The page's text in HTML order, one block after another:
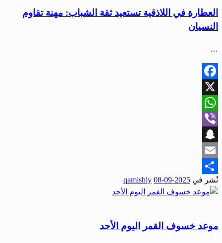
العطارة في اللاذقية تستعيد ثقة الشباب: مهنة تقاوم
النسيان
…
Facebook
X
WhatsApp
Viber
Snapchat
Email
Share
نُشر في 2025-09-08
qamishly
موعد خسوف القمر اليوم الأحد